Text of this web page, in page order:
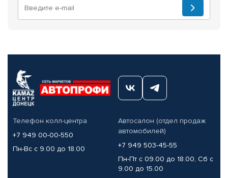
Телефон колл-центра
+7 949 00-00-550
Пн-Вс с 9.00 до 18.00
Автосалон (отдел продаж
автомобилей)
+7 949 503-45-55
Пн-Пт с 09.00 до 18.00, Сб с
9.00 до 15.00